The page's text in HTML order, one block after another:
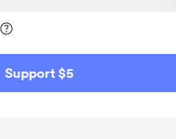
Support $5